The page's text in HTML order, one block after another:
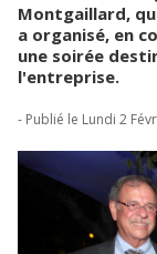
Montgaillard,
a organisé, en
une soirée
l'entreprise.
- Publié le Lundi 2